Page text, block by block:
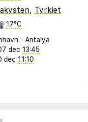
, Tyrkiet
17°C
- Antalya
dec 13:45
dec 11:10